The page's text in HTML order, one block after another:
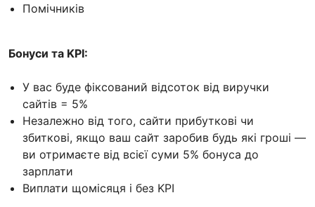
Помічників
Бонуси та KPI:
У вас буде фіксований відсоток від виручки
сайтів = 5%
Незалежно від того, сайти прибуткові чи
збиткові, якщо ваш сайт заробив будь які гроші —
ви отримаєте від всієї суми 5% бонуса до
зарплати
Виплати щомісяця і без KPI